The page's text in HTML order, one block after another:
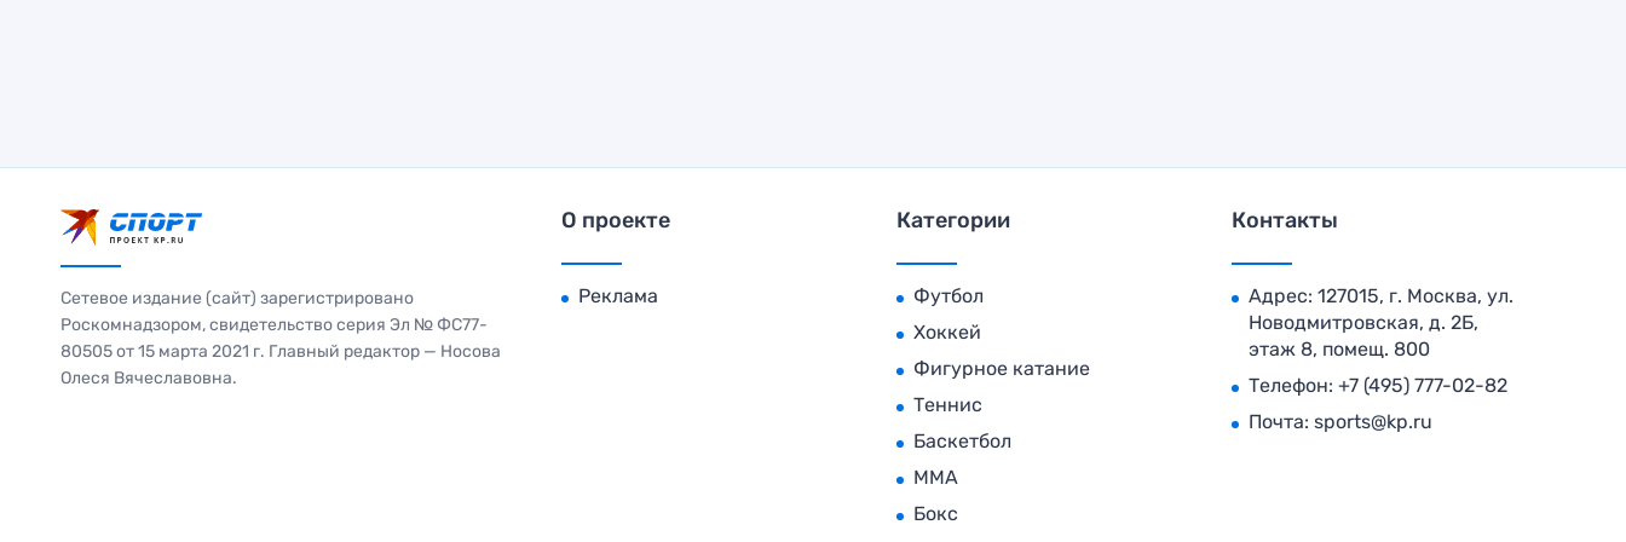
Сетевое издание (сайт) зарегистрировано
Роскомнадзором, свидетельство серия Эл № ФС77-
80505 от 15 марта 2021 г. Главный редактор — Носова
Олеся Вячеславовна.
О проекте
Реклама
Категории
Футбол
Хоккей
Фигурное катание
Теннис
Баскетбол
MMA
Бокс
Контакты
Адрес: 127015, г. Москва, ул.
Новодмитровская, д. 2Б,
этаж 8, помещ. 800
Телефон: +7 (495) 777-02-82
Почта: sports@kp.ru